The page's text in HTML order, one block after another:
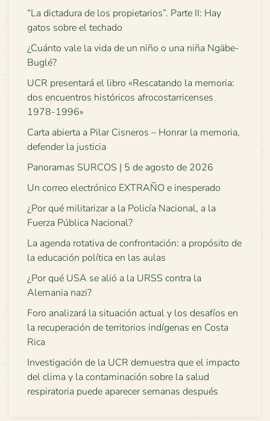
“La dictadura de los propietarios”. Parte II: Hay
gatos sobre el techado
¿Cuánto vale la vida de un niño o una niña Ngäbe-
Buglé?
UCR presentará el libro «Rescatando la memoria:
dos encuentros históricos afrocostarricenses
1978-1996»
Carta abierta a Pilar Cisneros – Honrar la memoria,
defender la justicia
Panoramas SURCOS | 5 de agosto de 2026
Un correo electrónico EXTRAÑO e inesperado
¿Por qué militarizar a la Policía Nacional, a la
Fuerza Pública Nacional?
La agenda rotativa de confrontación: a propósito de
la educación política en las aulas
¿Por qué USA se alió a la URSS contra la
Alemania nazi?
Foro analizará la situación actual y los desafíos en
la recuperación de territorios indígenas en Costa
Rica
Investigación de la UCR demuestra que el impacto
del clima y la contaminación sobre la salud
respiratoria puede aparecer semanas después